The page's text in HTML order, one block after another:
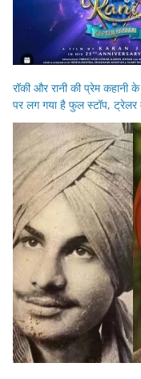
रॉकी और रानी की प्रेम कहानी
पर लग गया है फुल स्टॉप, ट्रेलर